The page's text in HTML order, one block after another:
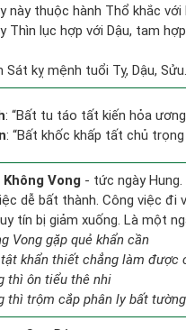
này thuộc hành Thổ khắc
Thìn lục hợp với Dậu, tam
Sát kỵ mệnh tuổi Tỵ, Dậu, Sửu.
: “Bất tu táo tất kiến hỏa
: “Bất khốc khấp tất chủ
Không Vong - tức ngày Hung.
dễ bất thành. Công việc
tín bị giảm xuống. Là một
Vong gặp quẻ khẩn cần
khẩn thiết chẳng làm được
thì ôn tiểu thê nhi
thì trộm cắp phân ly bất